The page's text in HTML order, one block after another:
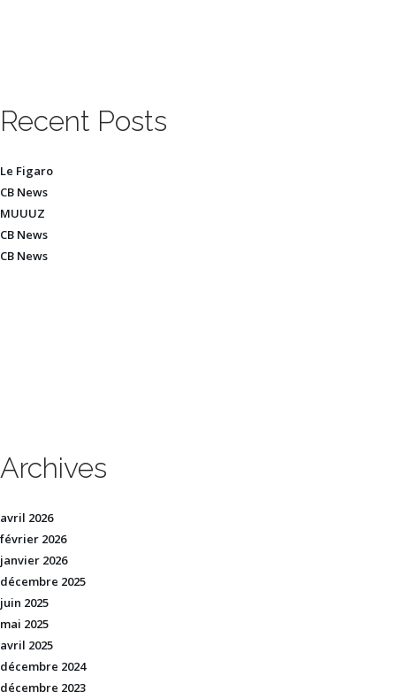
Recent Posts
Le Figaro
CB News
MUUUZ
CB News
CB News
Archives
avril 2026
février 2026
janvier 2026
décembre 2025
juin 2025
mai 2025
avril 2025
décembre 2024
décembre 2023